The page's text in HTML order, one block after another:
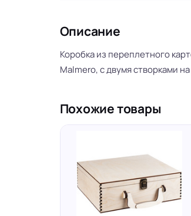
Описание
Коробка из переплетного
Malmero, с двумя створками
Похожие товары